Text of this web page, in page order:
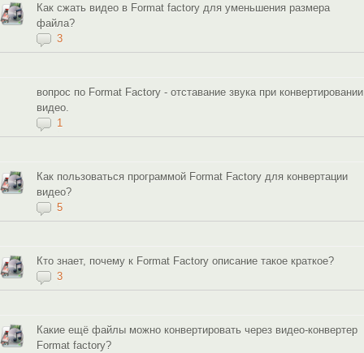
Как сжать видео в Format factory для уменьшения размера
файла?
3
вопрос по Format Factory - отставание звука при конвертировании
видео.
1
Как пользоваться программой Format Factory для конвертации
видео?
5
Кто знает, почему к Format Factory описание такое краткое?
3
Какие ещё файлы можно конвертировать через видео-конвертер
Format factory?